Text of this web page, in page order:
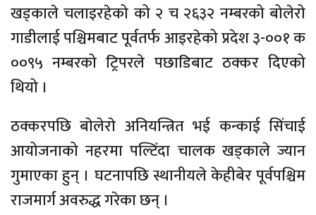
खड्काले चलाइरहेको को २ च २६३२ नम्बरको बोलेरो
गाडीलाई पश्चिमबाट पूर्वतर्फ आइरहेको प्रदेश ३-००१ क
००९५ नम्बरको ट्रिपरले पछाडिबाट ठक्कर दिएको
थियो ।
ठक्करपछि बाेलेराे अनियन्त्रित भई कन्काई सिंचाई
आयोजनाको नहरमा पल्टिँदा चालक खड्काले ज्यान
गुमाएका हुन् । घटनापछि स्थानीयले केहीबेर पूर्वपश्चिम
राजमार्ग अवरुद्ध गरेका छन् ।